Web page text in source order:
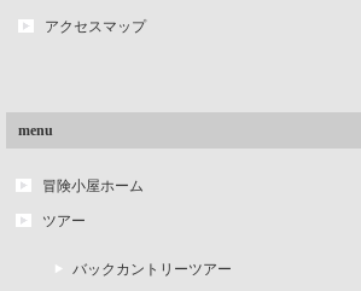
アクセスマップ
menu
冒険小屋ホーム
ツアー
バックカントリーツアー